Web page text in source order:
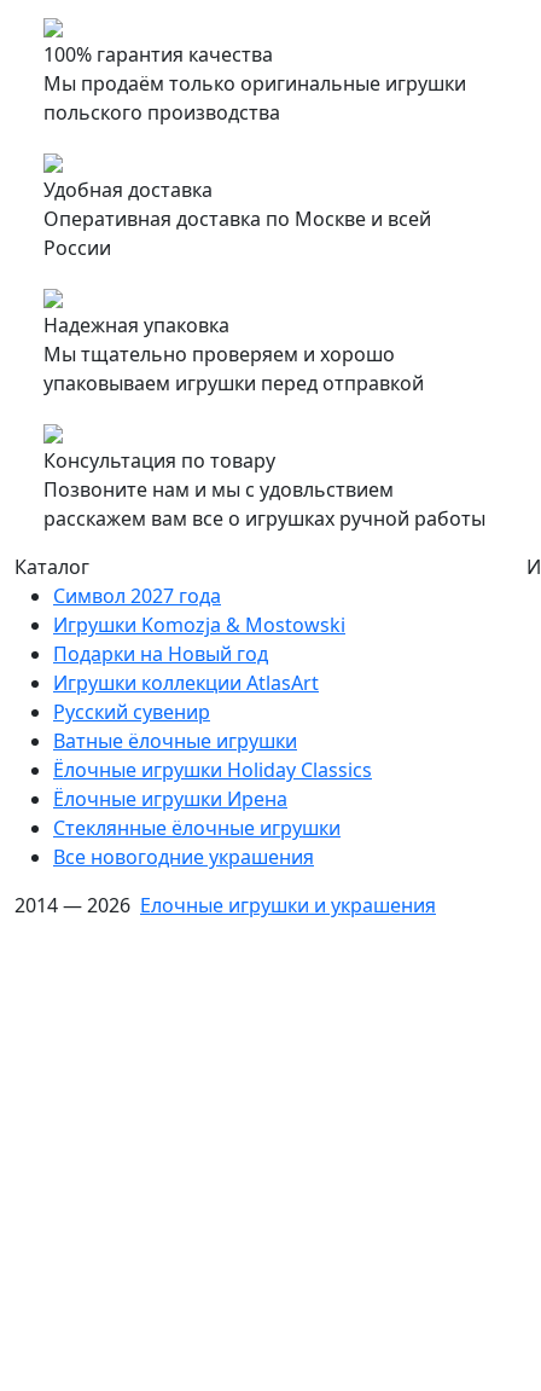
100% гарантия качества
Мы продаём только оригинальные игрушки
польского производства
Удобная доставка
Оперативная доставка по Москве и всей
России
Надежная упаковка
Мы тщательно проверяем и хорошо
упаковываем игрушки перед отправкой
Консультация по товару
Позвоните нам и мы с удовльствием
расскажем вам все о игрушках ручной работы
Каталог
Символ 2027 года
Игрушки Komozja & Mostowski
Подарки на Новый год
Игрушки коллекции AtlasArt
Русский сувенир
Ватные ёлочные игрушки
Ёлочные игрушки Holiday Classics
Ëлочные игрушки Ирена
Стеклянные ёлочные игрушки
Все новогодние украшения
2014 — 2026 Елочные игрушки и украшения